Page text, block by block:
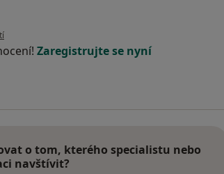
Kuki
Zaregistrujte se nyní
o tom, kterého specialistu nebo
navštívit?